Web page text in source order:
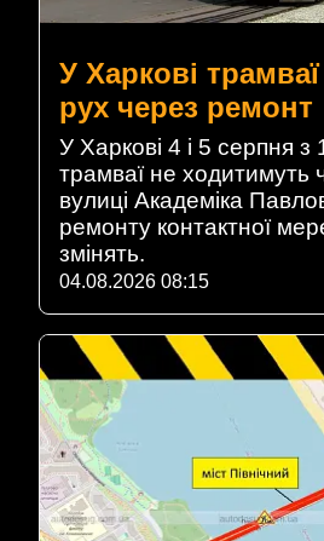
У Харкові
рух через ремонт
У Харкові 4 і 5 серпня
трамваї не ходитимуть
вулиці Академіка
ремонту контактної
змінять.
04.08.2026 08:15